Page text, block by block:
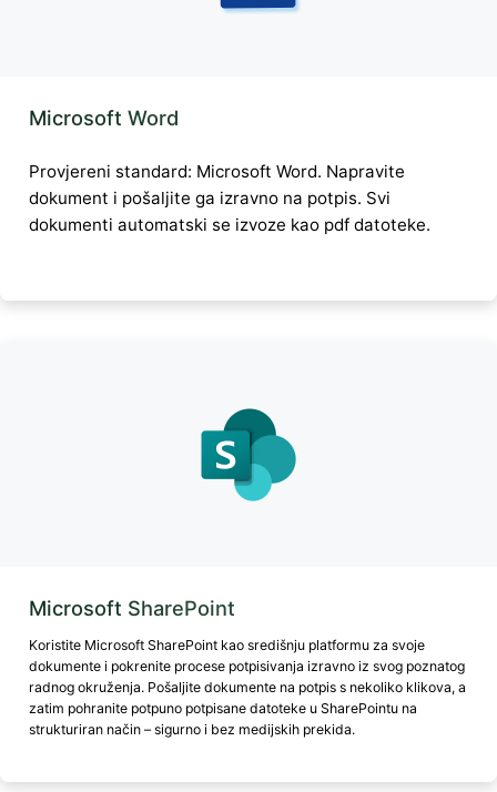
Microsoft Word
Provjereni standard: Microsoft Word. Napravite
dokument i pošaljite ga izravno na potpis. Svi
dokumenti automatski se izvoze kao pdf datoteke.
Microsoft SharePoint
Koristite Microsoft SharePoint kao središnju platformu za svoje
dokumente i pokrenite procese potpisivanja izravno iz svog poznatog
radnog okruženja. Pošaljite dokumente na potpis s nekoliko klikova, a
zatim pohranite potpuno potpisane datoteke u SharePointu na
strukturiran način – sigurno i bez medijskih prekida.